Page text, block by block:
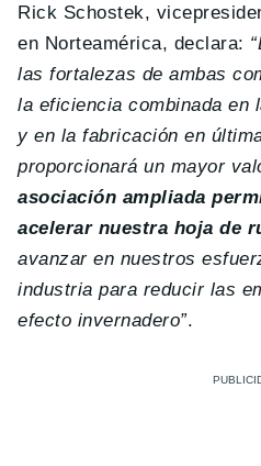
Rick Schostek,
en Norteamérica, declara:
las fortalezas de ambas
la eficiencia combinada en
y en la fabricación en
proporcionará un mayor
asociación ampliada
acelerar nuestra hoja de
avanzar en nuestros
industria para reducir las
efecto invernadero”.